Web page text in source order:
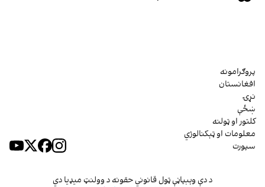
پروګرامونه
افغانستان
نړۍ
ښځې
کلتور او ټولنه
معلومات او ټېکنالوژي
سپورت
د دې وېبپاڼې ټول قانوني حقونه د وولنټ میډیا دي